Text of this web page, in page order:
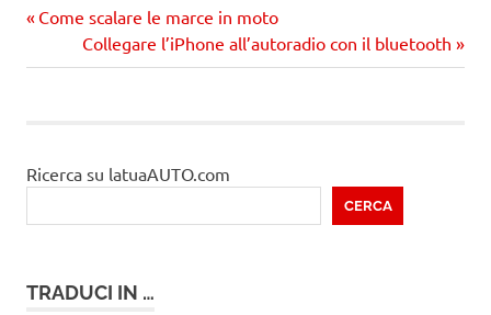
Navigazione
articoli
Precedente
articolo:
Come scalare le marce in moto
Prossimo
articolo
Collegare l’iPhone all’autoradio con il bluetooth
Ricerca su latuaAUTO.com
CERCA
TRADUCI IN …